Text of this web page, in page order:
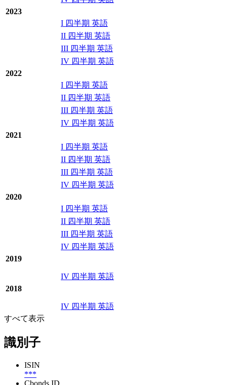
2023
I 四半期 英語
II 四半期 英語
III 四半期 英語
IV 四半期 英語
2022
I 四半期 英語
II 四半期 英語
III 四半期 英語
IV 四半期 英語
2021
I 四半期 英語
II 四半期 英語
III 四半期 英語
IV 四半期 英語
2020
I 四半期 英語
II 四半期 英語
III 四半期 英語
IV 四半期 英語
2019
IV 四半期 英語
2018
IV 四半期 英語
すべて表示
識別子
ISIN
***
Cbonds ID